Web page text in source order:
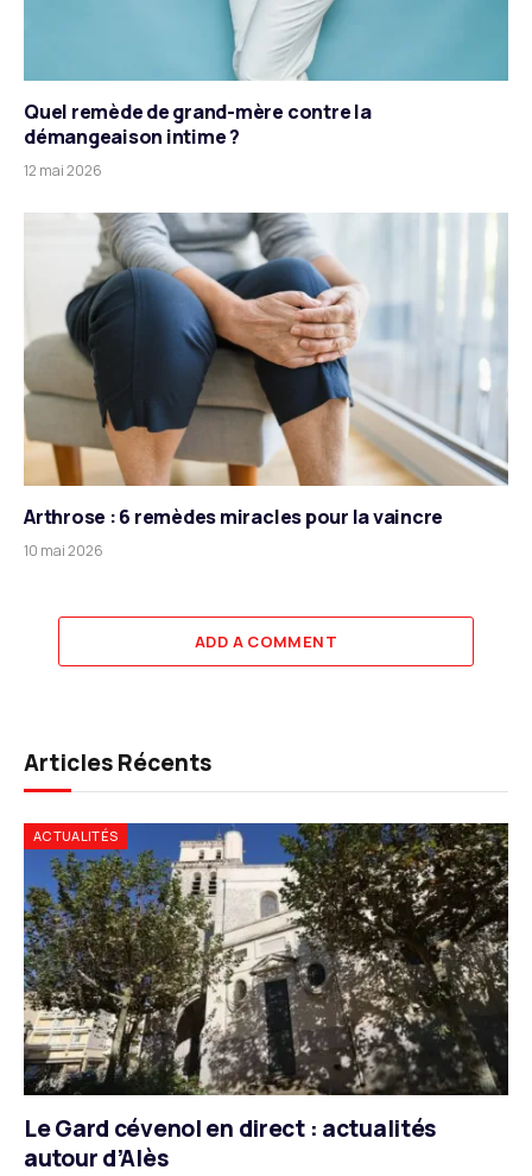
Quel remède de grand-mère contre la
démangeaison intime ?
12 mai 2026
Arthrose : 6 remèdes miracles pour la vaincre
10 mai 2026
ADD A COMMENT
Articles Récents
ACTUALITÉS
Le Gard cévenol en direct : actualités
autour d’Alès